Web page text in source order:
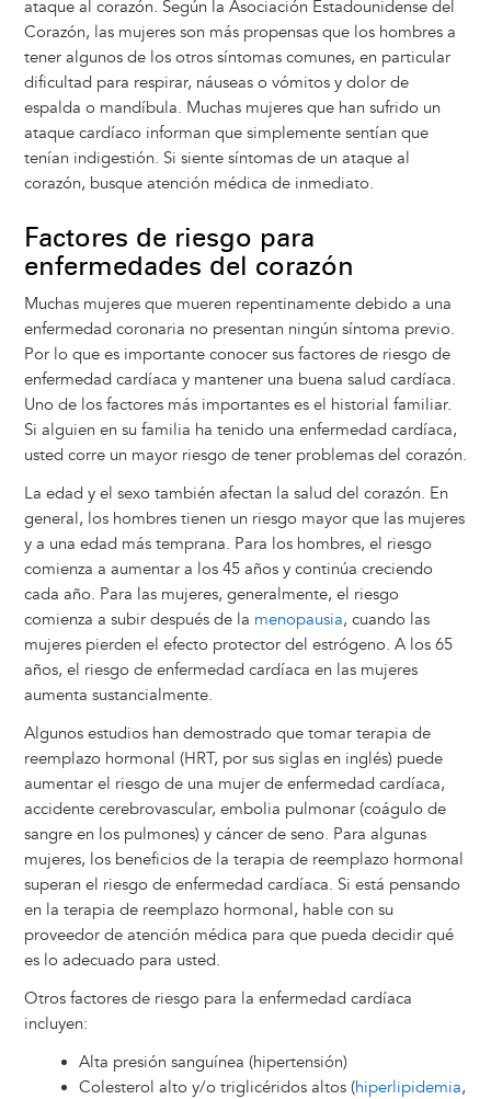
ataque al corazón. Según la Asociación Estadounidense del
Corazón, las mujeres son más propensas que los hombres a
tener algunos de los otros síntomas comunes, en particular
dificultad para respirar, náuseas o vómitos y dolor de
espalda o mandíbula. Muchas mujeres que han sufrido un
ataque cardíaco informan que simplemente sentían que
tenían indigestión. Si siente síntomas de un ataque al
corazón, busque atención médica de inmediato.
Factores de riesgo para
enfermedades del corazón
Muchas mujeres que mueren repentinamente debido a una
enfermedad coronaria no presentan ningún síntoma previo.
Por lo que es importante conocer sus factores de riesgo de
enfermedad cardíaca y mantener una buena salud cardíaca.
Uno de los factores más importantes es el historial familiar.
Si alguien en su familia ha tenido una enfermedad cardíaca,
usted corre un mayor riesgo de tener problemas del corazón.
La edad y el sexo también afectan la salud del corazón. En
general, los hombres tienen un riesgo mayor que las mujeres
y a una edad más temprana. Para los hombres, el riesgo
comienza a aumentar a los 45 años y continúa creciendo
cada año. Para las mujeres, generalmente, el riesgo
comienza a subir después de la menopausia, cuando las
mujeres pierden el efecto protector del estrógeno. A los 65
años, el riesgo de enfermedad cardíaca en las mujeres
aumenta sustancialmente.
Algunos estudios han demostrado que tomar terapia de
reemplazo hormonal (HRT, por sus siglas en inglés) puede
aumentar el riesgo de una mujer de enfermedad cardíaca,
accidente cerebrovascular, embolia pulmonar (coágulo de
sangre en los pulmones) y cáncer de seno. Para algunas
mujeres, los beneficios de la terapia de reemplazo hormonal
superan el riesgo de enfermedad cardíaca. Si está pensando
en la terapia de reemplazo hormonal, hable con su
proveedor de atención médica para que pueda decidir qué
es lo adecuado para usted.
Otros factores de riesgo para la enfermedad cardíaca
incluyen:
Alta presión sanguínea (hipertensión)
Colesterol alto y/o triglicéridos altos (hiperlipidemia,